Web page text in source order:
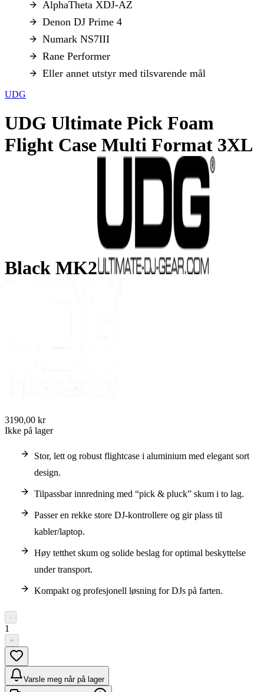
AlphaTheta XDJ-AZ
Denon DJ Prime 4
Numark NS7III
Rane Performer
Eller annet utstyr med tilsvarende mål
UDG
UDG Ultimate Pick Foam
Flight Case Multi Format 3XL
Black MK2
3190,00 kr
Ikke på lager
Stor, lett og robust flightcase i aluminium med elegant sort
design.
Tilpassbar innredning med “pick & pluck” skum i to lag.
Passer en rekke store DJ-kontrollere og gir plass til
kabler/laptop.
Høy tetthet skum og solide beslag for optimal beskyttelse
under transport.
Kompakt og profesjonell løsning for DJs på farten.
-
1
+
Varsle meg når på lager